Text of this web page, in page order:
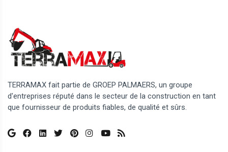
TERRAMAX fait partie de GROEP PALMAERS, un groupe
d'entreprises réputé dans le secteur de la construction en tant
que fournisseur de produits fiables, de qualité et sûrs.